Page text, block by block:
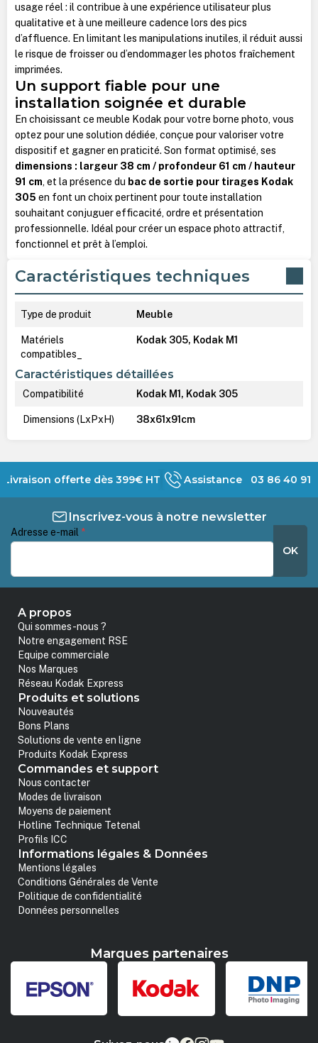
usage réel : il contribue à une expérience utilisateur plus
qualitative et à une meilleure cadence lors des pics
d’affluence. En limitant les manipulations inutiles, il réduit aussi
le risque de froisser ou d’endommager les photos fraîchement
imprimées.
Un support fiable pour une
installation soignée et durable
En choisissant ce meuble Kodak pour votre borne photo, vous
optez pour une solution dédiée, conçue pour valoriser votre
dispositif et gagner en praticité. Son format optimisé, ses
dimensions : largeur 38 cm / profondeur 61 cm / hauteur
91 cm, et la présence du bac de sortie pour tirages Kodak
305 en font un choix pertinent pour toute installation
souhaitant conjuguer efficacité, ordre et présentation
professionnelle. Idéal pour créer un espace photo attractif,
fonctionnel et prêt à l’emploi.
Caractéristiques techniques
Type de produit Meuble
Matériels
compatibles_
Kodak 305, Kodak M1
Caractéristiques détaillées
Compatibilité Kodak M1, Kodak 305
Dimensions (LxPxH) 38x61x91cm
Livraison offerte dès 399€ HT Assistance 03 86 40 91
Inscrivez-vous à notre newsletter
Adresse e-mail *
OK
A propos
Qui sommes-nous ?
Notre engagement RSE
Equipe commerciale
Nos Marques
Réseau Kodak Express
Produits et solutions
Nouveautés
Bons Plans
Solutions de vente en ligne
Produits Kodak Express
Commandes et support
Nous contacter
Modes de livraison
Moyens de paiement
Hotline Technique Tetenal
Profils ICC
Informations légales & Données
Mentions légales
Conditions Générales de Vente
Politique de confidentialité
Données personnelles
Marques partenaires